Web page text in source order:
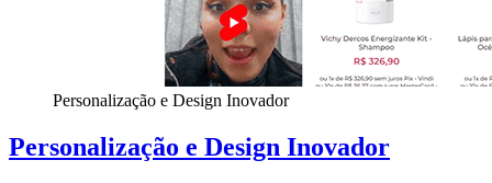
Personalização e Design Inovador
Personalização e Design Inovador